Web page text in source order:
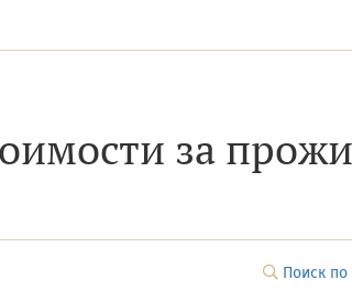
за
Поиск